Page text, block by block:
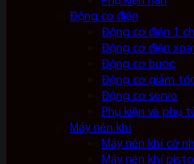
Động cơ điện
Động cơ điện 1
Động cơ điện
Động cơ bước
Động cơ giảm
Động cơ servo
Phụ kiện và phụ
Máy nén khí
Máy nén khí cỡ
Máy nén khí